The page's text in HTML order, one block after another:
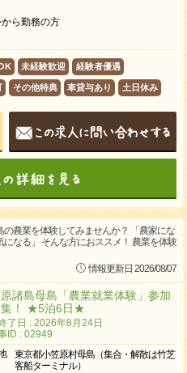
ら勤務の方
未経験歓迎 経験者優遇
その他特典 車貸与あり 土日休み
農業を体験してみませんか？ 「農家にな
なる」 そんな方におススメ！ 農業を体験
情報更新日 2026/08/07
諸島母島「農業就業体験」参加
集！ ★5泊6日★
了日 : 2026年8月24日
ID : 02949
東京都小笠原村母島（集合・解散は竹芝
客船ターミナル）